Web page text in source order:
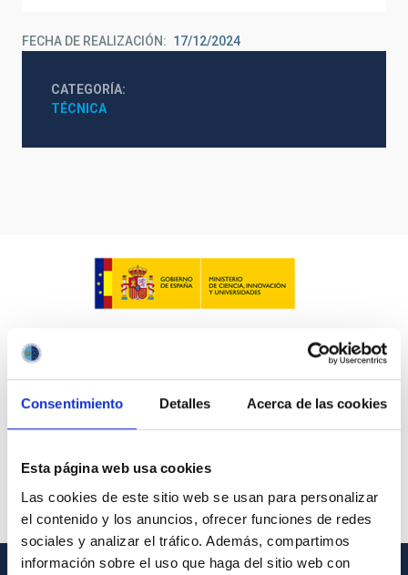
Consentimiento Detalles Acerca de las cookies
Esta página web usa cookies
Las cookies de este sitio web se usan para personalizar
el contenido y los anuncios, ofrecer funciones de redes
sociales y analizar el tráfico. Además, compartimos
información sobre el uso que haga del sitio web con
FECHA DE REALIZACIÓN 17/12/2024
CATEGORÍA
TÉCNICA